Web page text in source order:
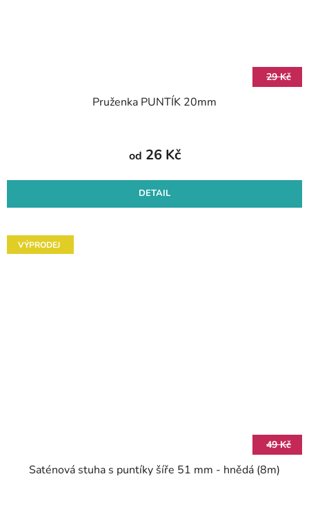
29 Kč
Pruženka PUNTÍK 20mm
od 26 Kč
DETAIL
VÝPRODEJ
49 Kč
Saténová stuha s puntíky šíře 51 mm - hnědá (8m)